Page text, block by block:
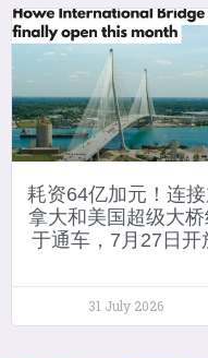
耗资64亿加元！连接
拿大和美国超级大桥
于通车，7月27日开
31 July 2026